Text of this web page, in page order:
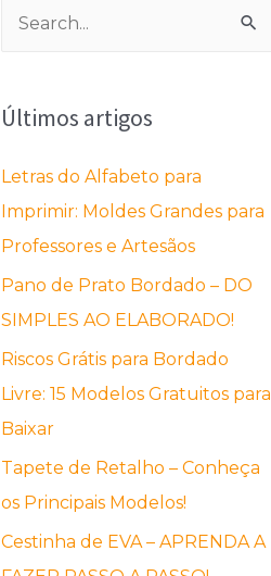
q
i
s
a
r
p
o
r
:
Últimos artigos
Letras do Alfabeto para
Imprimir: Moldes Grandes para
Professores e Artesãos
Pano de Prato Bordado – DO
SIMPLES AO ELABORADO!
Riscos Grátis para Bordado
Livre: 15 Modelos Gratuitos para
Baixar
Tapete de Retalho – Conheça
os Principais Modelos!
Cestinha de EVA – APRENDA A